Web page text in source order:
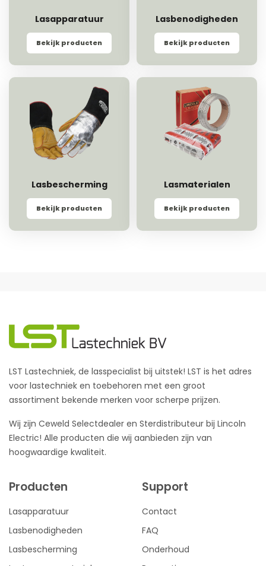
Lasapparatuur
Bekijk producten
Lasbenodigheden
Bekijk producten
Lasbescherming
Bekijk producten
Lasmaterialen
Bekijk producten
LST Lastechniek, de lasspecialist bij uitstek! LST is het adres
voor lastechniek en toebehoren met een groot
assortiment bekende merken voor scherpe prijzen.
Wij zijn Ceweld Selectdealer en Sterdistributeur bij Lincoln
Electric! Alle producten die wij aanbieden zijn van
hoogwaardige kwaliteit.
Producten
Lasapparatuur
Lasbenodigheden
Lasbescherming
Support
Contact
FAQ
Onderhoud